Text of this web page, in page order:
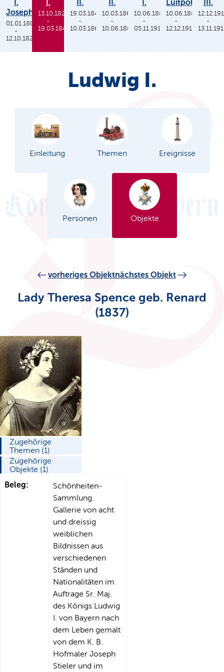
I.
Joseph
01.01.1806
-
12.10.1825
I.
13.10.1825
-
19.03.1848
II.
19.03.1848
-
10.03.1864
II.
10.03.1864
-
10.06.1886
I.
10.06.1886
-
05.11.1913
Luitpold
10.06.1886
-
12.12.1912
III.
-
Ludwig I.
Einleitung Themen Ereignisse
Personen Objekte
vorheriges Objektnächstes Objekt
Lady Theresa Spence geb. Renard
(1837)
Zugehörige
Themen (1)
Zugehörige
Objekte (1)
Beleg:
Schönheiten-
Sammlung.
Gallerie von acht
und dreissig
weiblichen
Bildnissen aus
verschiedenen
Ständen und
Nationalitäten im
Auftrage Sr. Maj.
des Königs Ludwig
I. von Bayern nach
dem Leben gemalt
von dem K. B.
Hofmaler Joseph
Stieler und im